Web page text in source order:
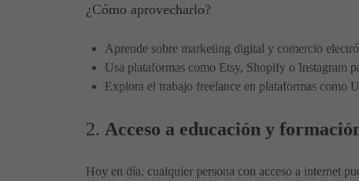
¿Cómo aprovecharlo?
Aprende sobre marketing digital y comercio
Usa plataformas como Etsy, Shopify o Instagram
Explora el trabajo freelance en plataformas como
2. Acceso a educación y
Hoy en día, cualquier persona con acceso a internet